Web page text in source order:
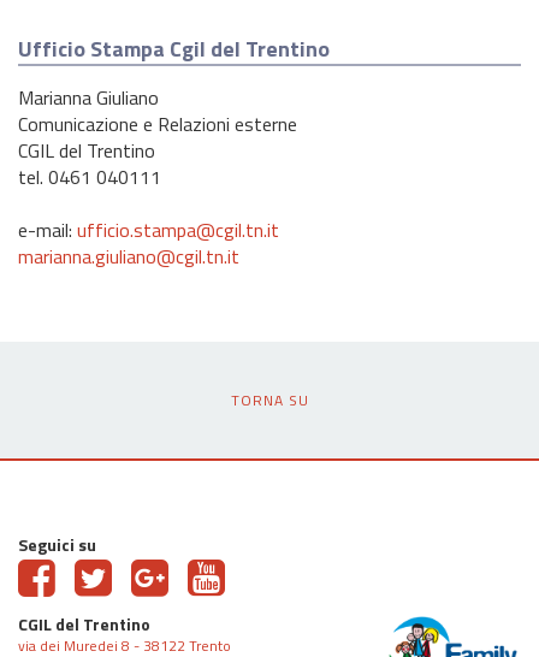
Ufficio Stampa Cgil del Trentino
Marianna Giuliano
Comunicazione e Relazioni esterne
CGIL del Trentino
tel. 0461 040111
e-mail: ufficio.stampa@cgil.tn.it
marianna.giuliano@cgil.tn.it
TORNA SU
Seguici su
CGIL del Trentino
via dei Muredei 8 - 38122 Trento